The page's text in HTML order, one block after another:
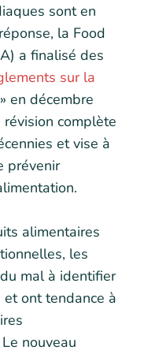
sont en
la Food
a finalisé des
sur la
» en décembre
complète
et vise à
prévenir
alimentaires
les
mal à identifier
ont tendance à
nouveau